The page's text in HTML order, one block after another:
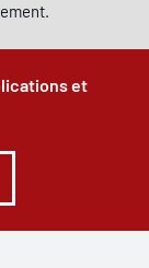
et